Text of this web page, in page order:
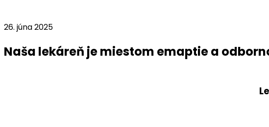
26. júna 2025
Naša lekáreň je miestom emaptie a